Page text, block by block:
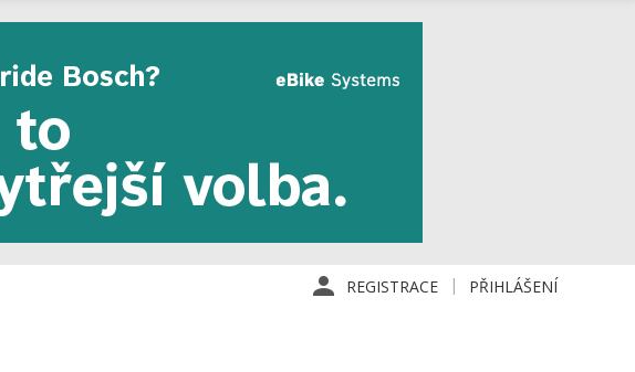
REGISTRACE PŘIHLÁŠENÍ